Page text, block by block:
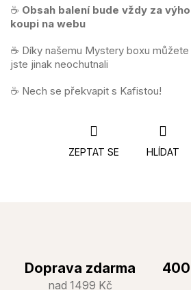
☕️ Obsah balení bude vždy za
koupi na webu
☕️ Díky našemu Mystery boxu
jste jinak neochutnali
☕️ Nech se překvapit s Kafistou!
ZEPTAT SE HLÍDAT
Doprava zdarma
nad 1499 Kč